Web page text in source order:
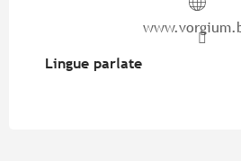
Lingue parlate
Lingue parlate